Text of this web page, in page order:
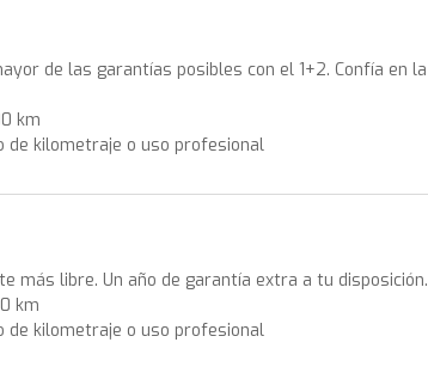
de las garantías posibles con el 1+2. Confía en la
km
de kilometraje o uso profesional
más libre. Un año de garantía extra a tu disposición.
km
de kilometraje o uso profesional